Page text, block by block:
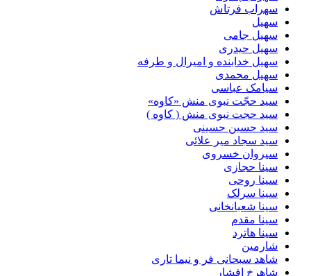
سهراب فرتاش
سهیل
سهیل جامی
سهیل حیدری
سهیل خدابنده و امیرال و طرفه
سهیل محمدی
سیامک عباسی
سید حجّت نبوی منش «کاوه»
سید حجت نبوی منش ( کاوه )
سید حسین حسینى
سید سجاد میر علائی
سیروان خسروی
سینا حجازی
سینا روحی
سینا سرلک
سینا شعبانخانی
سینا مقدم
سینا هاترد
شارمین
شاهد سبحانی فر و نیما تاری
شاهرخ افشار